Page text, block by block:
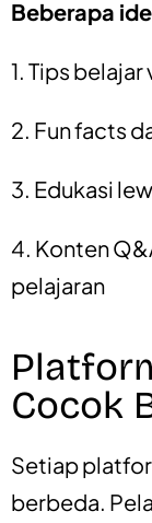
Beberapa
1. Tips
2. Fun facts
3. Edukasi
4. Konten
pelajaran
Cocok
Setiap
berbeda.